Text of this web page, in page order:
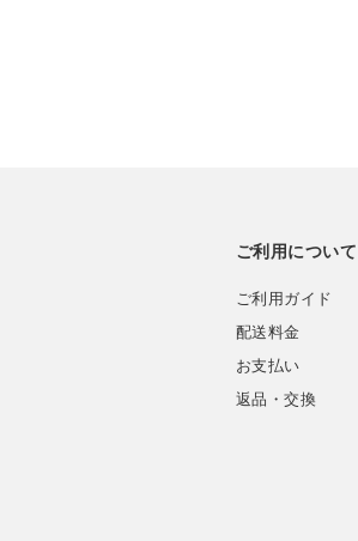
ご利用について
ご利用ガイド
配送料金
お支払い
返品・交換